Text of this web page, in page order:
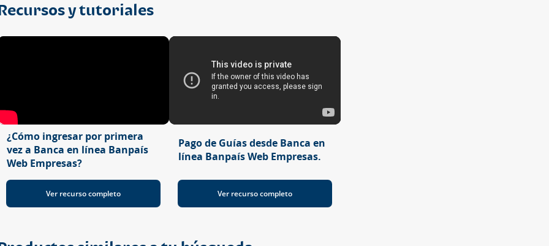
y tutoriales
¿Cómo ingresar por primera
vez a Banca en línea Banpaís
Web Empresas?
Ver recurso completo
Pago de Guías desde Banca en
línea Banpaís Web Empresas.
Ver recurso completo